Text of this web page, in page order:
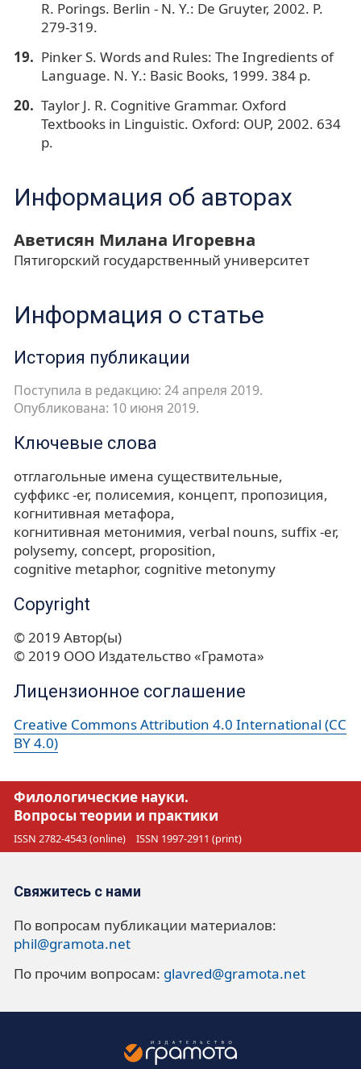
R. Porings. Berlin - N. Y.: De Gruyter, 2002. P.
279-319.
Pinker S. Words and Rules: The Ingredients of
Language. N. Y.: Basic Books, 1999. 384 p.
Taylor J. R. Cognitive Grammar. Oxford
Textbooks in Linguistic. Oxford: OUP, 2002. 634
p.
Информация об авторах
Аветисян Милана Игоревна
Пятигорский государственный университет
Информация о статье
История публикации
Поступила в редакцию: 24 апреля 2019.
Опубликована: 10 июня 2019.
Ключевые слова
отглагольные имена существительные
суффикс -er полисемия концепт пропозиция
когнитивная метафора
когнитивная метонимия verbal nouns suffix -er
polysemy concept proposition
cognitive metaphor cognitive metonymy
Copyright
© 2019 Автор(ы)
© 2019 ООО Издательство «Грамота»
Лицензионное соглашение
Creative Commons Attribution 4.0 International (CC
BY 4.0)
Филологические науки.
Вопросы теории и практики
ISSN 2782-4543 (online) ISSN 1997-2911 (print)
Свяжитесь с нами
По вопросам публикации материалов:
phil@gramota.net
По прочим вопросам: glavred@gramota.net